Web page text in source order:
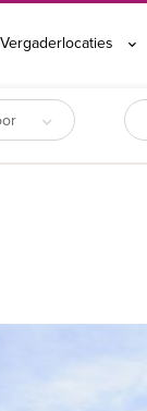
Vergaderlocaties